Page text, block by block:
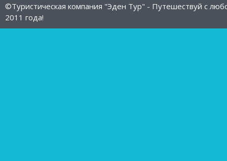
©Туристическая компания "Эден Тур" - Путешествуй с
2011 года!